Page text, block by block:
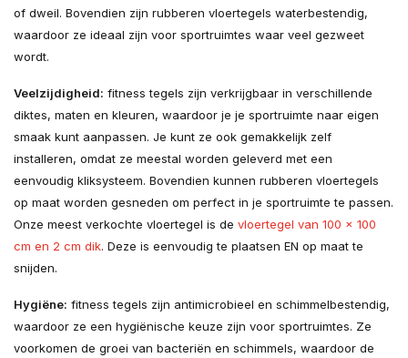
of dweil. Bovendien zijn rubberen vloertegels waterbestendig,
waardoor ze ideaal zijn voor sportruimtes waar veel gezweet
wordt.
Veelzijdigheid: fitness tegels zijn verkrijgbaar in verschillende
diktes, maten en kleuren, waardoor je je sportruimte naar eigen
smaak kunt aanpassen. Je kunt ze ook gemakkelijk zelf
installeren, omdat ze meestal worden geleverd met een
eenvoudig kliksysteem. Bovendien kunnen rubberen vloertegels
op maat worden gesneden om perfect in je sportruimte te passen.
Onze meest verkochte vloertegel is de vloertegel van 100 x 100
cm en 2 cm dik. Deze is eenvoudig te plaatsen EN op maat te
snijden.
Hygiëne: fitness tegels zijn antimicrobieel en schimmelbestendig,
waardoor ze een hygiënische keuze zijn voor sportruimtes. Ze
voorkomen de groei van bacteriën en schimmels, waardoor de